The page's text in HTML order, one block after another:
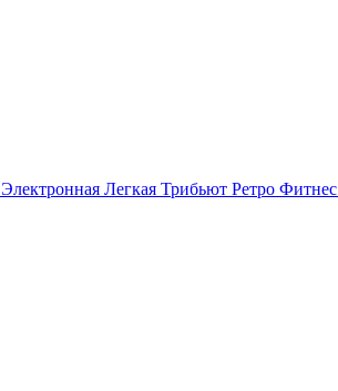
Электронная Легкая Трибьют Ретро Фитнес